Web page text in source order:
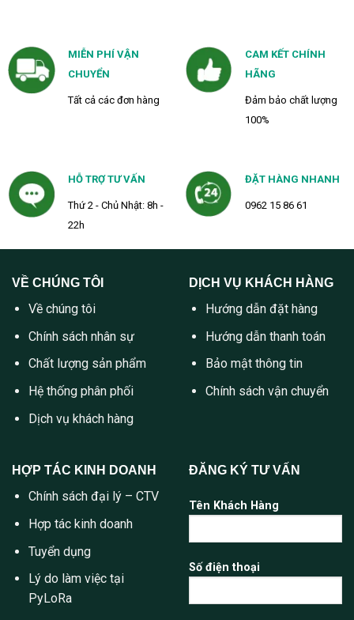
MIỄN PHÍ VẬN
CHUYỂN
Tất cả các đơn hàng
CAM KẾT CHÍNH
HÃNG
Đảm bảo chất lượng
100%
HỖ TRỢ TƯ VẤN
Thứ 2 - Chủ Nhật: 8h -
22h
ĐẶT HÀNG NHANH
0962 15 86 61
VỀ CHÚNG TÔI
Về chúng tôi
Chính sách nhân sự
Chất lượng sản phẩm
Hệ thống phân phối
Dịch vụ khách hàng
DỊCH VỤ KHÁCH HÀNG
Hướng dẫn đặt hàng
Hướng dẫn thanh toán
Bảo mật thông tin
Chính sách vận chuyển
HỢP TÁC KINH DOANH
Chính sách đại lý – CTV
Hợp tác kinh doanh
Tuyển dụng
Lý do làm việc tại
PyLoRa
ĐĂNG KÝ TƯ VẤN
Tên Khách Hàng
Số điện thoại